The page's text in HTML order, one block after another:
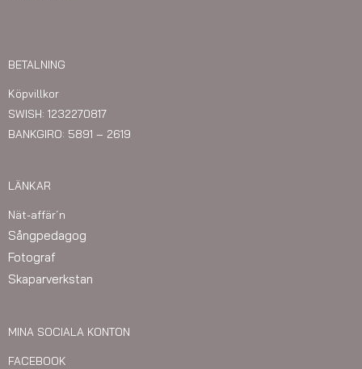
BETALNING
Köpvillkor
SWISH: 1232270817
BANKGIRO: 5891 – 2619
LÄNKAR
Nät-affär´n
Sångpedagog
Fotograf
Skaparverkstan
MINA SOCIALA KONTON
FACEBOOK